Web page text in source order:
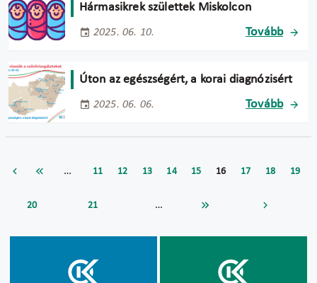
Hármasikrek születtek Miskolcon
2025. 06. 10. Tovább
Úton az egészségért, a korai diagnózisért
2025. 06. 06. Tovább
… 11 12 13 14 15 16 17 18 19
20 21 …